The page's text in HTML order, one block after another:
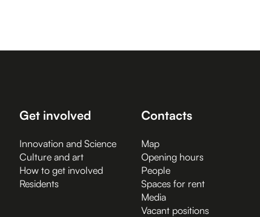
Get involved
Innovation and Science
Culture and art
How to get involved
Residents
Contacts
Map
Opening hours
People
Spaces for rent
Media
Vacant positions